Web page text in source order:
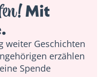
Mit
weiter Geschichten
erzählen
Spende